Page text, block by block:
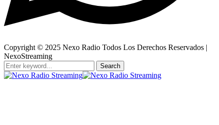
Copyright © 2025 Nexo Radio Todos Los Derechos Reservados |
NexoStreaming
Search